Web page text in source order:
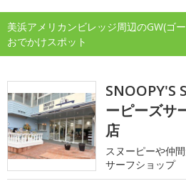
美浜アメリカンビレッジ周辺のGW(ゴ
おでかけスポット
SNOOPY'S
ーピーズサ
店
スヌーピーや仲
サーフショップ